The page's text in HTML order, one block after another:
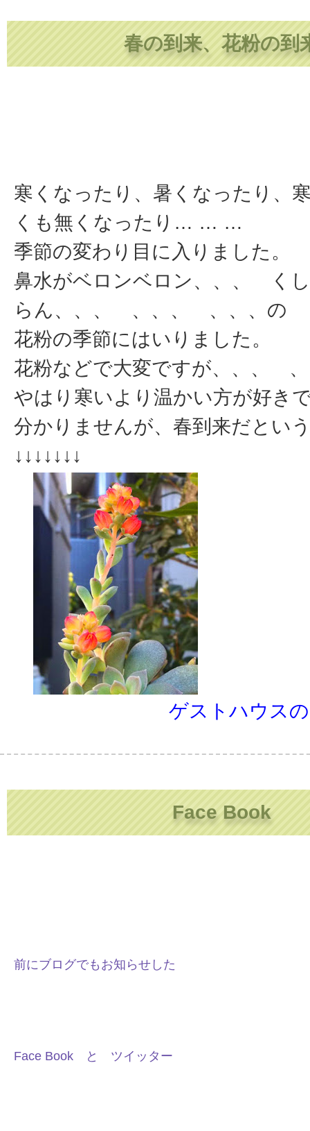
春の到来、花粉の到
寒くなったり、暑くなったり、
くも無くなったり… … …
季節の変わり目に入りました。
鼻水がベロンベロン、、、 く
らん、、、 、、、 、、、の
花粉の季節にはいりました。
花粉などで大変ですが、、、
やはり寒いより温かい方が好き
分かりませんが、春到来だとい
↓↓↓↓↓↓↓
ゲストハウス
Face Book
前にブログでもお知らせした
Face Book と ツイッター